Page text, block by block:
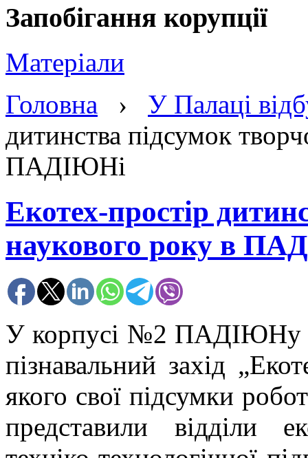
Запобігання корупції
Матеріали
Головна › У Палаці
дитинства підсумок
ПАДІЮНі
Екотех-простір
наукового року в
У корпусі №2 ПАДІЮНу
пізнавальний захід
якого свої підсумки
представили відділи